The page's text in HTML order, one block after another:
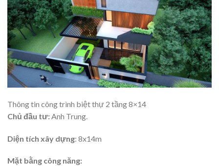
Thông tin công trình biệt thự 2 tầng 8×14
Chủ đầu tư: Anh Trung.
Diện tích xây dựng: 8x14m
Mặt bằng công năng: